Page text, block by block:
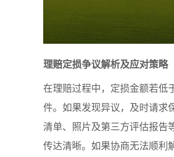
理赔定损争议解析及应对策略
在理赔过程中，定损金额若低
件。如果发现异议，及时请求
清单、照片及第三方评估报告
传达清晰。如果协商无法顺利